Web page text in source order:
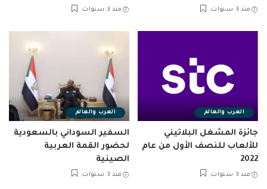
منذ 3 سنوات منذ 3 سنوات
العرب والعالم
جائزة المشغل البلاتيني
للألعاب للنصف الأول من عام
2022
منذ 3 سنوات
العرب والعالم
السفير السوداني بالسعودية
لحضور القمة العربية
الصينية
منذ 3 سنوات